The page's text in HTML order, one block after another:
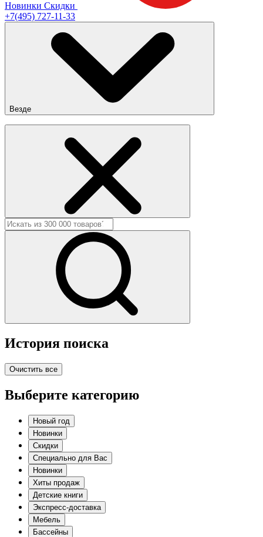
Новинки Скидки
+7(495) 727-11-33
Везде
История поиска
Очистить все
Выберите категорию
Новый год
Новинки
Скидки
Специально для Вас
Новинки
Хиты продаж
Детские книги
Экспресс-доставка
Мебель
Бассейны